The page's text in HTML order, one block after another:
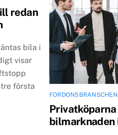
redan
bila i
visar
första
FORDONSBRANSCHEN
bilmarknaden